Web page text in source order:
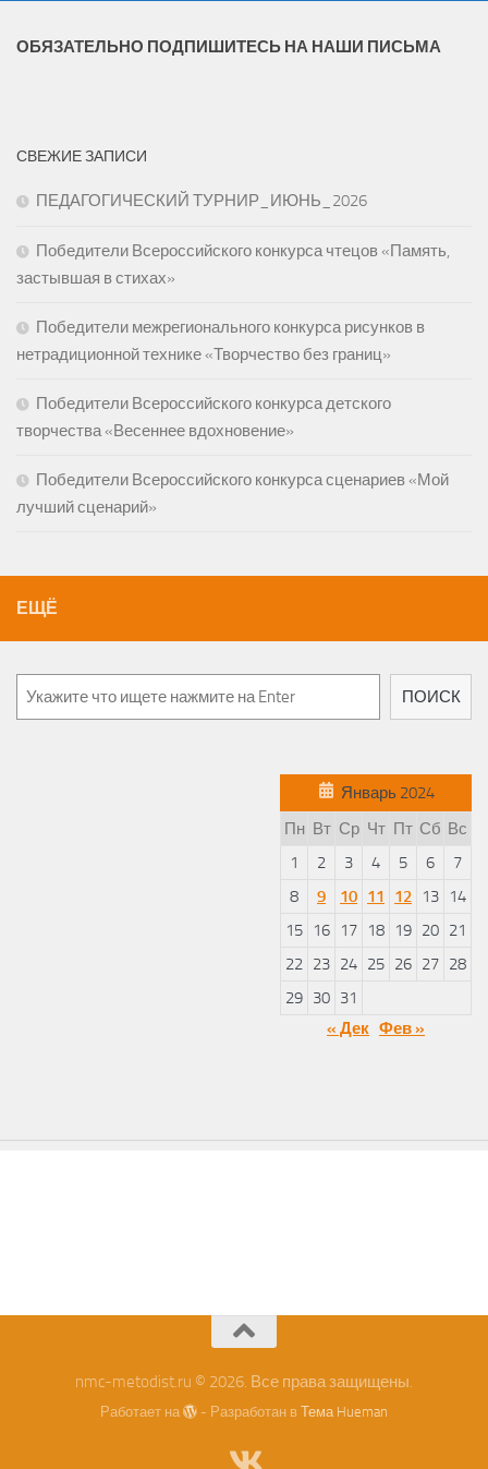
ОБЯЗАТЕЛЬНО ПОДПИШИТЕСЬ НА НАШИ ПИСЬМА
СВЕЖИЕ ЗАПИСИ
ПЕДАГОГИЧЕСКИЙ ТУРНИР_ИЮНЬ_2026
Победители Всероссийского конкурса чтецов «Память,
застывшая в стихах»
Победители межрегионального конкурса рисунков в
нетрадиционной технике «Творчество без границ»
Победители Всероссийского конкурса детского
творчества «Весеннее вдохновение»
Победители Всероссийского конкурса сценариев «Мой
лучший сценарий»
ЕЩЁ
ПОИСК
Январь 2024
Пн Вт Ср Чт Пт Сб Вс
1
2 3 4 5 6
7
8
9 10 11 12 13
14
15
16 17 18 19 20 21
22
23 24 25 26 27 28
29 30 31
« Дек Фев »
nmc-metodist.ru © 2026. Все права защищены.
Работает на - Разработан вТема Hueman